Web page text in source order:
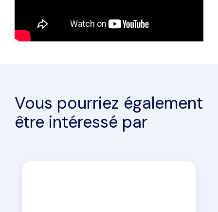
Vous pourriez également
être intéressé par